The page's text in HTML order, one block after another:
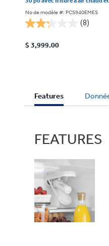
No de modèle #: PCS940EMES
(8)
2.3
sur
$ 3,999.00
Current
Tab:
Features
FEATURES